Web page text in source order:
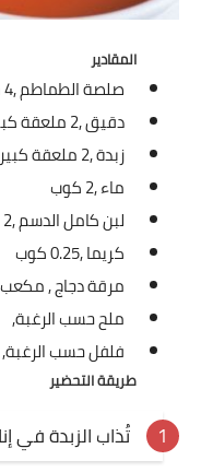
المقادير
صلصة الطماطم ,4 ملاعق كبيرة
دقيق ,2 ملعقة كبيرة
زبدة ,2 ملعقة كبيرة
ماء ,2 كوب
لبن كامل الدسم ,2 كوب
كريما ,0.25 كوب
مرقة دجاج ,مكعب
ملح حسب الرغبة,
فلفل حسب الرغبة,
طريقة التحضير
تُذاب الزبدة في